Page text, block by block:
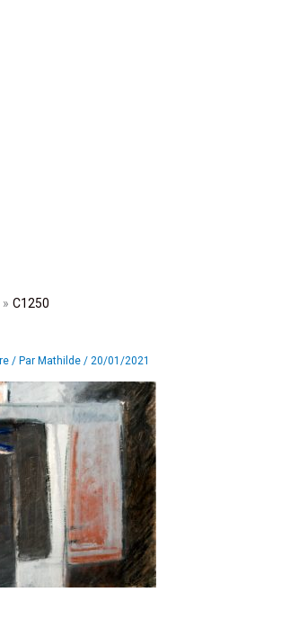
C1250
/ Par Mathilde/20/01/2021